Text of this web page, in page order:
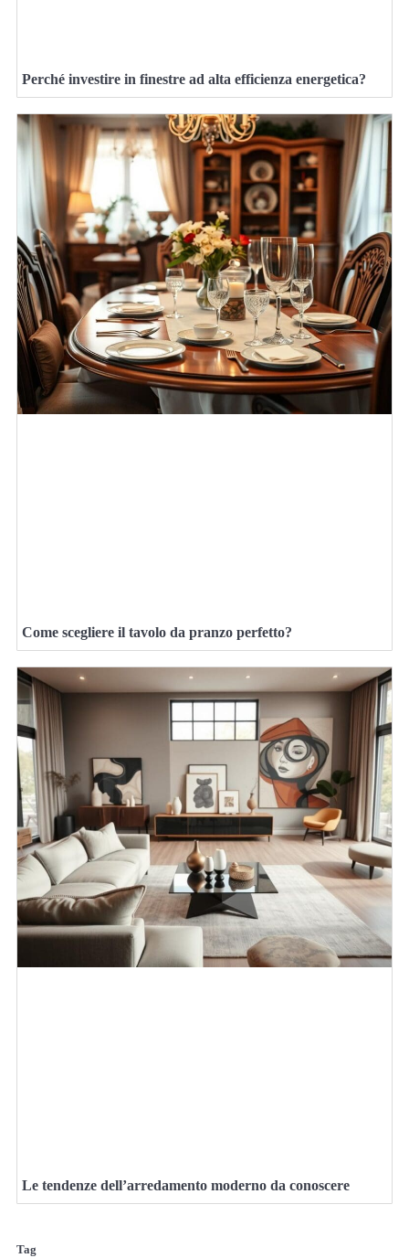
Perché investire in finestre ad alta efficienza energetica?
Come scegliere il tavolo da pranzo perfetto?
Le tendenze dell’arredamento moderno da conoscere
Tag